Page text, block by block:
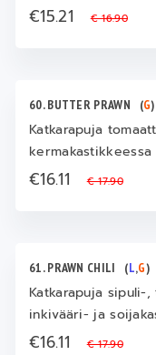
€15.21€ 16.90
60. BUTTER PRAWN (G)
Katkarapuja
kermakastikkeessa
€16.11€ 17.90
61. PRAWN CHILI (L,G)
Katkarapuja sipuli-
inkivääri- ja
€16.11€ 17.90